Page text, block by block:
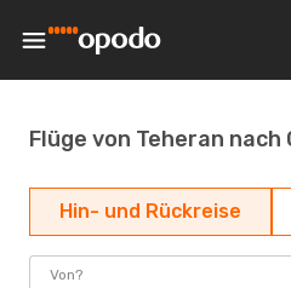
Flüge von Teheran nach
Hin- und Rückreise
Von?